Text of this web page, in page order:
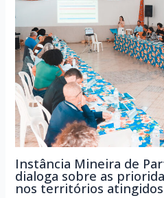
Instância Mineira de
dialoga sobre as
nos territórios atingidos